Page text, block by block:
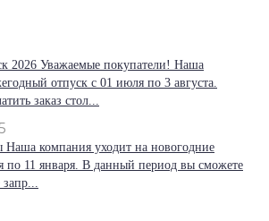
2026 Уважаемые покупатели! Наша
отпуск с 01 июля по 3 августа.
заказ стол...
Наша компания уходит на новогодние
по 11 января. В данный период вы сможете